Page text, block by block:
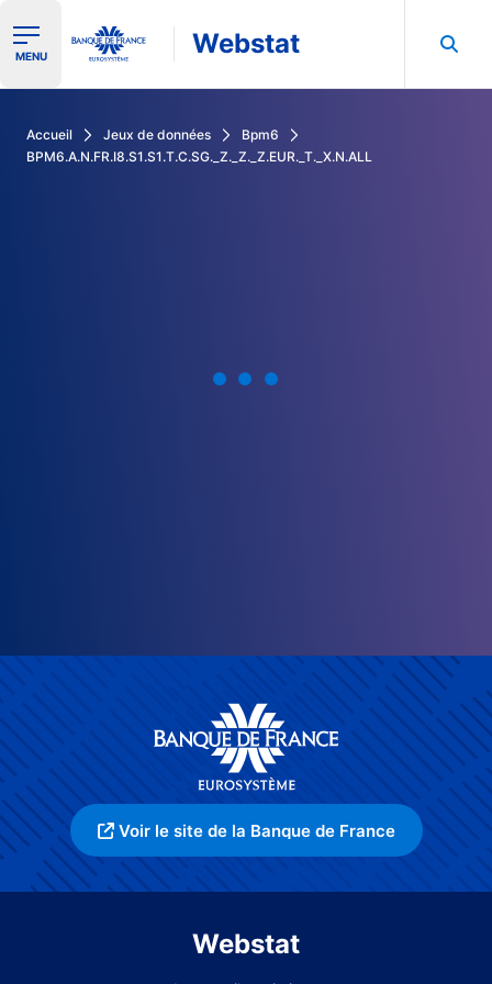
Ouvrir le menu de navigation
MENU Webstat
Accueil Jeux de données
Bpm6
BPM6.A.N.FR.I8.S1.S1.T.C.SG._Z._Z._Z.EUR._T._X.N.ALL
Voir le site de la Banque de France
Webstat